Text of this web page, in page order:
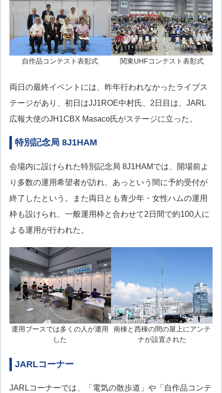
自作品コンテスト表彰式 関東UHFコンテスト表彰式
両日の最終イベントには、昨年行われなかったライブス
テージがあり、初日はJJ1ROE中村氏、2日目は、JARL
広報大使のJH1CBX Masaco氏がステージに立った。
特別記念局 8J1HAM
会場内に設けられた特別記念局 8J1HAMでは、開場前よ
り多数の運用希望者が訪れ、あっという間に予約受付が
終了したという。また両日とも青少年・女性ハムの運用
枠も設けられ、一般運用枠と合わせて2日間で約100人に
よる運用が行われた。
運用ブースでは多くの人が運用
した
南棟と西棟の間の屋上にアンテ
ナが設置された
JARLコーナー
JARLコーナーでは、「電気の散歩道」や「自作品コンテ